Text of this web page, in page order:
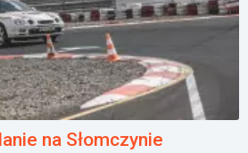
na Słomczynie